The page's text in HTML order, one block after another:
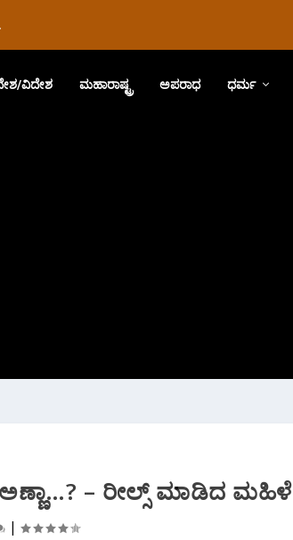
ವಿದೇಶ ಮಹಾರಾಷ್ಟ್ರ ಅಪರಾಧ ಧರ್ಮ
ಅಣ್ಣಾ…? – ರೀಲ್ಸ್ ಮಾಡಿದ ಮಹಿಳೆ
|